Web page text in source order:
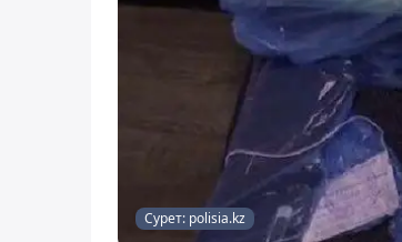
Сурет: polisia.kz